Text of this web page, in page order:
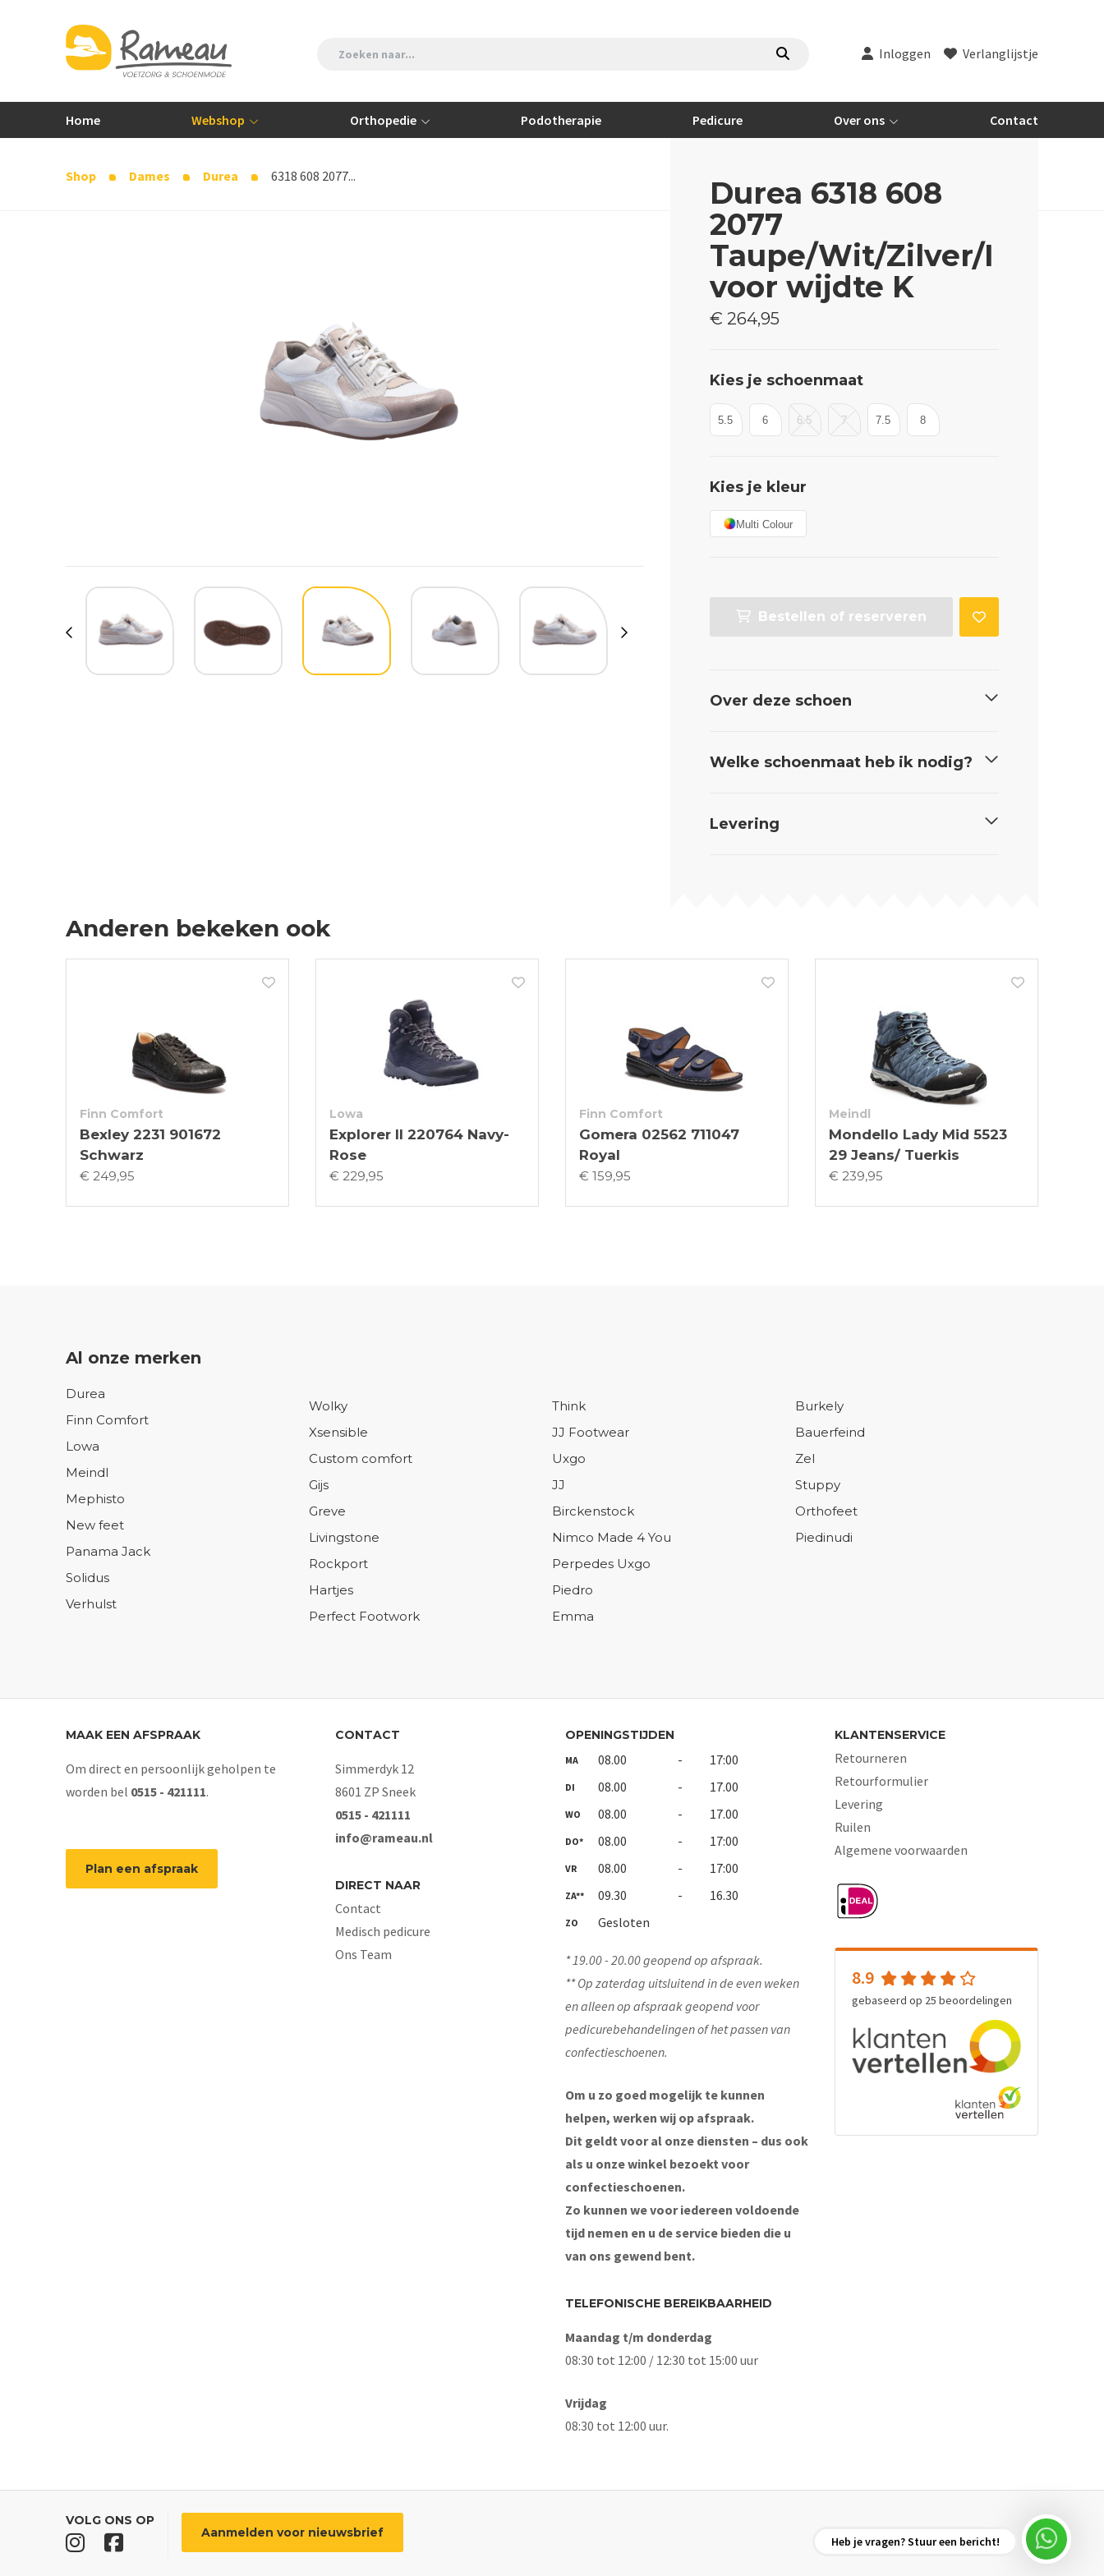
Inloggen Verlanglijstje
Home Webshop Orthopedie Podotherapie Pedicure Over ons Contact
Shop Dames Durea 6318 608 2077...
Durea 6318 608
2077
Taupe/Wit/Zilver/I
voor wijdte K
€ 264,95
Kies je schoenmaat
5.5 6 6.5 7 7.5 8
Kies je kleur
Multi Colour
Bestellen of reserveren
Over deze schoen
Welke schoenmaat heb ik nodig?
Levering
Anderen bekeken ook
Finn Comfort
Bexley 2231 901672
Schwarz
€ 249,95
Lowa
Explorer II 220764 Navy-
Rose
€ 229,95
Finn Comfort
Gomera 02562 711047
Royal
€ 159,95
Meindl
Mondello Lady Mid 5523
29 Jeans/ Tuerkis
€ 239,95
Al onze merken
Durea
Finn Comfort
Lowa
Meindl
Mephisto
New feet
Panama Jack
Solidus
Verhulst
Wolky
Xsensible
Custom comfort
Gijs
Greve
Livingstone
Rockport
Hartjes
Perfect Footwork
Think
JJ Footwear
Uxgo
JJ
Birckenstock
Nimco Made 4 You
Perpedes Uxgo
Piedro
Emma
Burkely
Bauerfeind
Zel
Stuppy
Orthofeet
Piedinudi
MAAK EEN AFSPRAAK
Om direct en persoonlijk geholpen te
worden bel 0515 - 421111.
Plan een afspraak
CONTACT
Simmerdyk 12
8601 ZP Sneek
0515 - 421111
info@rameau.nl
DIRECT NAAR
Contact
Medisch pedicure
Ons Team
OPENINGSTIJDEN
MA 08.00 - 17:00
DI 08.00 - 17.00
WO 08.00 - 17.00
DO* 08.00 - 17:00
VR 08.00 - 17:00
ZA** 09.30 - 16.30
ZO Gesloten
* 19.00 - 20.00 geopend op afspraak.
** Op zaterdag uitsluitend in de even weken
en alleen op afspraak geopend voor
pedicurebehandelingen of het passen van
confectieschoenen.
Om u zo goed mogelijk te kunnen
helpen, werken wij op afspraak.
Dit geldt voor al onze diensten – dus ook
als u onze winkel bezoekt voor
confectieschoenen.
Zo kunnen we voor iedereen voldoende
tijd nemen en u de service bieden die u
van ons gewend bent.
TELEFONISCHE BEREIKBAARHEID
Maandag t/m donderdag
08:30 tot 12:00 / 12:30 tot 15:00 uur
Vrijdag
08:30 tot 12:00 uur.
KLANTENSERVICE
Retourneren
Retourformulier
Levering
Ruilen
Algemene voorwaarden
8.9
gebaseerd op 25 beoordelingen
VOLG ONS OP
Aanmelden voor nieuwsbrief